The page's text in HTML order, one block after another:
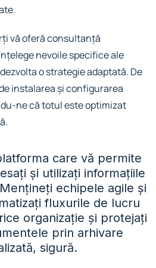
vă oferă consultanță
nevoile specifice ale
o strategie adaptată. De
instalarea și configurarea
ne că totul este optimizat
care vă permite
și utilizați informațiile
echipele agile și
fluxurile de lucru
organizație și protejați
prin arhivare
sigură.